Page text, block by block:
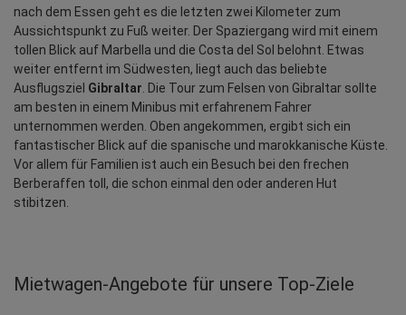
nach dem Essen geht es die letzten zwei Kilometer zum
Aussichtspunkt zu Fuß weiter. Der Spaziergang wird mit einem
tollen Blick auf Marbella und die Costa del Sol belohnt. Etwas
weiter entfernt im Südwesten, liegt auch das beliebte
Ausflugsziel Gibraltar . Die Tour zum Felsen von Gibraltar sollte
am besten in einem Minibus mit erfahrenem Fahrer
unternommen werden. Oben angekommen, ergibt sich ein
fantastischer Blick auf die spanische und marokkanische Küste.
Vor allem für Familien ist auch ein Besuch bei den frechen
Berberaffen toll, die schon einmal den oder anderen Hut
stibitzen.
Mietwagen‑Angebote für unsere Top‑Ziele